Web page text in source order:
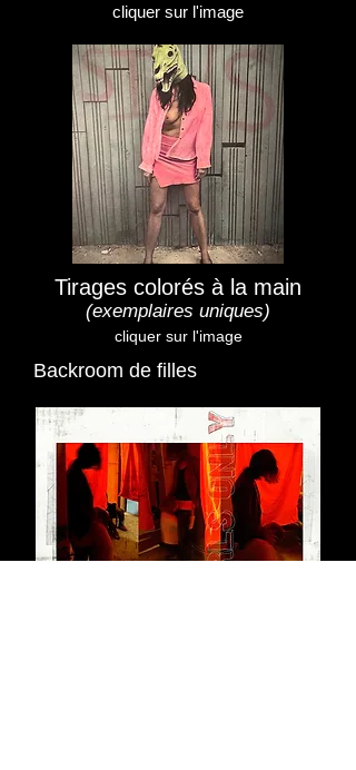
cliquer sur l'image
Tirages colorés à la main
(exemplaires uniques)
cliquer sur l'image
Backroom de filles